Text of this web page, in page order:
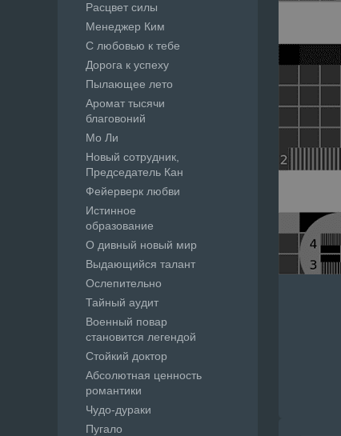
Расцвет силы
Менеджер Ким
С любовью к тебе
Дорога к успеху
Пылающее лето
Аромат тысячи
благовоний
Мо Ли
Новый сотрудник,
Председатель Кан
Фейерверк любви
Истинное
образование
О дивный новый мир
Выдающийся талант
Ослепительно
Тайный аудит
Военный повар
становится легендой
Стойкий доктор
Абсолютная ценность
романтики
Чудо-дураки
Пугало